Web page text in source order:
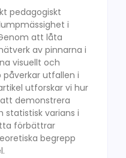
pedagogiskt
i
att låta
av pinnarna i
visuellt och
utfallen i
utforskar vi hur
demonstrera
statistisk varians i
förbättrar
begrepp